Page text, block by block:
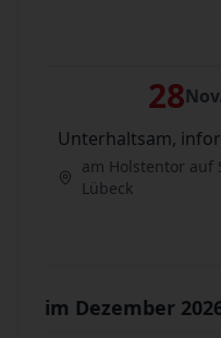
28
Unterhaltsam,
am Holstentor auf
Lübeck
im Dezember